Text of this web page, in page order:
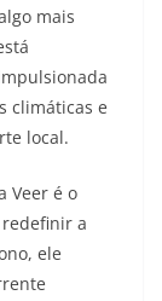
mais
climáticas e
local.
Veer é o
a
ele